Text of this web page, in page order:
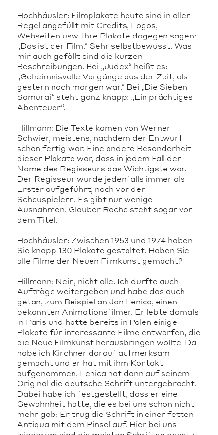
Hochhäusler: Filmplakate heute sind in aller
Regel angefüllt mit Credits, Logos,
Webseiten usw. Ihre Plakate dagegen sagen:
„Das ist der Film.“ Sehr selbstbewusst. Was
mir auch gefällt sind die kurzen
Beschreibungen. Bei „Judex“ heißt es:
„Geheimnisvolle Vorgänge aus der Zeit, als
gestern noch morgen war.“ Bei „Die Sieben
Samurai“ steht ganz knapp: „Ein prächtiges
Abenteuer“.
Hillmann: Die Texte kamen von Werner
Schwier, meistens, nachdem der Entwurf
schon fertig war. Eine andere Besonderheit
dieser Plakate war, dass in jedem Fall der
Name des Regisseurs das Wichtigste war.
Der Regisseur wurde jedenfalls immer als
Erster aufgeführt, noch vor den
Schauspielern. Es gibt nur wenige
Ausnahmen. Glauber Rocha steht sogar vor
dem Titel.
Hochhäusler: Zwischen 1953 und 1974 haben
Sie knapp 130 Plakate gestaltet. Haben Sie
alle Filme der Neuen Filmkunst gemacht?
Hillmann: Nein, nicht alle. Ich durfte auch
Aufträge weitergeben und habe das auch
getan, zum Beispiel an Jan Lenica, einen
bekannten Animationsfilmer. Er lebte damals
in Paris und hatte bereits in Polen einige
Plakate für interessante Filme entworfen, die
die Neue Filmkunst herausbringen wollte. Da
habe ich Kirchner darauf aufmerksam
gemacht und er hat mit ihm Kontakt
aufgenommen. Lenica hat dann auf seinem
Original die deutsche Schrift untergebracht.
Dabei habe ich festgestellt, dass er eine
Gewohnheit hatte, die es bei uns schon nicht
mehr gab: Er trug die Schrift in einer fetten
Antiqua mit dem Pinsel auf. Hier bei uns